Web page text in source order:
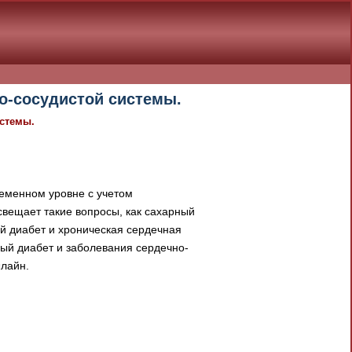
сосудистой системы.
уровне с учетом
такие вопросы, как сахарный
диабет и хроническая сердечная
диабет и заболевания сердечно-